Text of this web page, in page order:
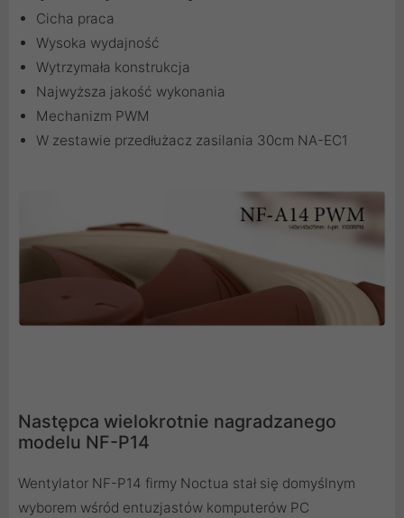
Cicha praca
Wysoka wydajność
Wytrzymała konstrukcja
Najwyższa jakość wykonania
Mechanizm PWM
W zestawie przedłużacz zasilania 30cm NA-EC1
Następca wielokrotnie nagradzanego
modelu NF-P14
Wentylator NF-P14 firmy Noctua stał się domyślnym
wyborem wśród entuzjastów komputerów PC